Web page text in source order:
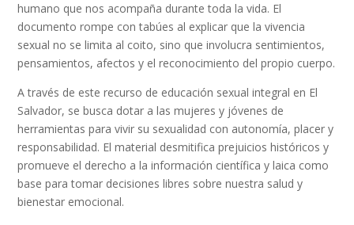
humano que nos acompaña durante toda la vida. El
documento rompe con tabúes al explicar que la vivencia
sexual no se limita al coito, sino que involucra sentimientos,
pensamientos, afectos y el reconocimiento del propio cuerpo.
A través de este recurso de educación sexual integral en El
Salvador, se busca dotar a las mujeres y jóvenes de
herramientas para vivir su sexualidad con autonomía, placer y
responsabilidad. El material desmitifica prejuicios históricos y
promueve el derecho a la información científica y laica como
base para tomar decisiones libres sobre nuestra salud y
bienestar emocional.